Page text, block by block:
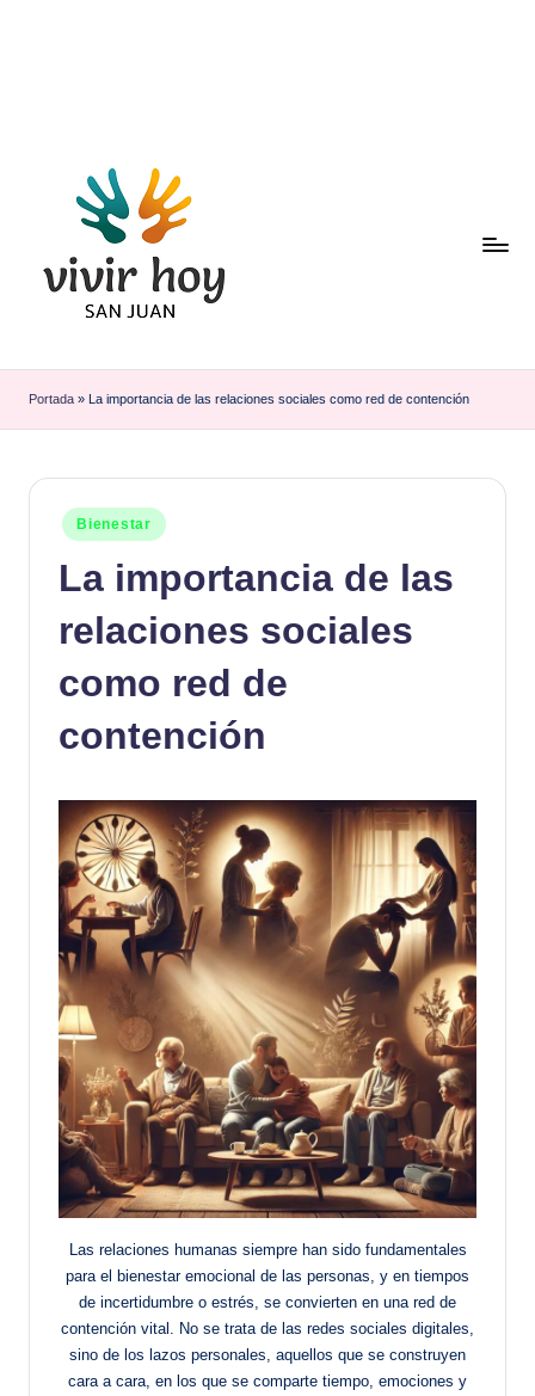
Saltar
contenido
Portada » La importancia de las relaciones sociales como red de contención
Publicado
en
Bienestar
La importancia de las
relaciones sociales
como red de
contención
Las relaciones humanas siempre han sido fundamentales
para el bienestar emocional de las personas, y en tiempos
de incertidumbre o estrés, se convierten en una red de
contención vital. No se trata de las redes sociales digitales,
sino de los lazos personales, aquellos que se construyen
cara a cara, en los que se comparte tiempo, emociones y